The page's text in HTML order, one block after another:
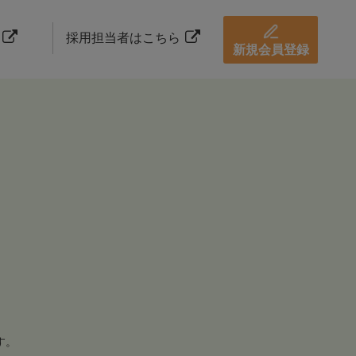
採用担当者はこちら
新規会員登録